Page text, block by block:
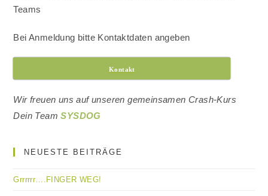
Teams
Bei Anmeldung bitte Kontaktdaten angeben
Kontakt
Wir freuen uns auf unseren gemeinsamen Crash-Kurs
Dein TeamSYSDOG
NEUESTE BEITRÄGE
Grrrrrr….FINGER WEG!